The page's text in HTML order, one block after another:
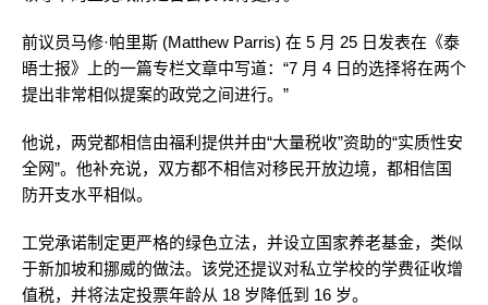
前议员马修·帕里斯 (Matthew Parris) 在 5 月 25 日发表在《泰
晤士报》上的一篇专栏文章中写道：“7 月 4 日的选择将在两个
提出非常相似提案的政党之间进行。”
他说，两党都相信由福利提供并由“大量税收”资助的“实质性安
全网”。他补充说，双方都不相信对移民开放边境，都相信国
防开支水平相似。
工党承诺制定更严格的绿色立法，并设立国家养老基金，类似
于新加坡和挪威的做法。该党还提议对私立学校的学费征收增
值税，并将法定投票年龄从 18 岁降低到 16 岁。